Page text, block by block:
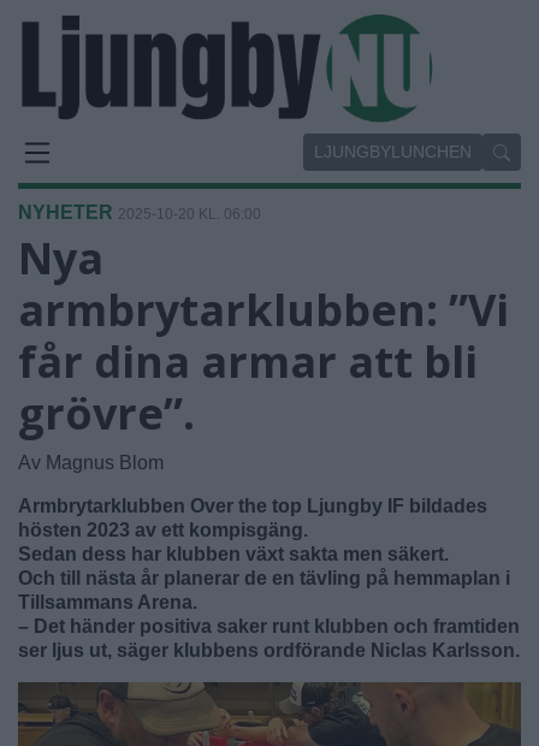
LJUNGBYLUNCHEN
NYHETER 2025-10-20 KL. 06:00
Nya
armbrytarklubben: ”Vi
får dina armar att bli
grövre”.
Av Magnus Blom
Armbrytarklubben Over the top Ljungby IF bildades
hösten 2023 av ett kompisgäng.
Sedan dess har klubben växt sakta men säkert.
Och till nästa år planerar de en tävling på hemmaplan i
Tillsammans Arena.
– Det händer positiva saker runt klubben och framtiden
ser ljus ut, säger klubbens ordförande Niclas Karlsson.